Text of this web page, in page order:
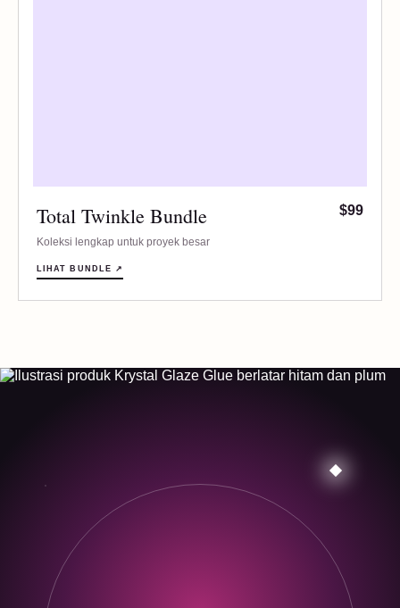
Total Twinkle Bundle
Koleksi lengkap untuk proyek besar
$99
LIHAT BUNDLE ↗